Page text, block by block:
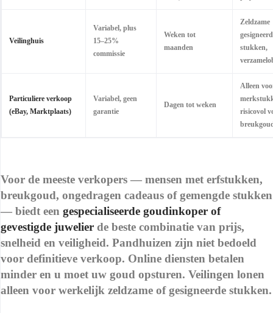
Veilinghuis
Variabel, plus
15–25%
commissie
Weken tot
maanden
Zeldzame
stukken,
Particuliere verkoop
(eBay, Marktplaats)
Variabel, geen
garantie
Dagen tot weken
Alleen
risicovol
Voor de meeste verkopers — mensen met erfstukken,
breukgoud, ongedragen cadeaus of gemengde stukken
— biedt een gespecialiseerde goudinkoper of
gevestigde juwelier de beste combinatie van prijs,
snelheid en veiligheid. Pandhuizen zijn niet bedoeld
voor definitieve verkoop. Online diensten betalen
minder en u moet uw goud opsturen. Veilingen lonen
alleen voor werkelijk zeldzame of gesigneerde stukken.